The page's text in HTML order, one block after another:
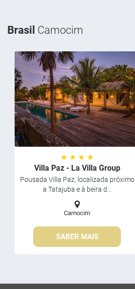
Brasil Camocim
★ ★ ★ ★
Villa Paz - La Villa Group
Pousada Villa Paz, localizada próximo
a Tatajuba e à beira d...
Camocim
SABER MAIS